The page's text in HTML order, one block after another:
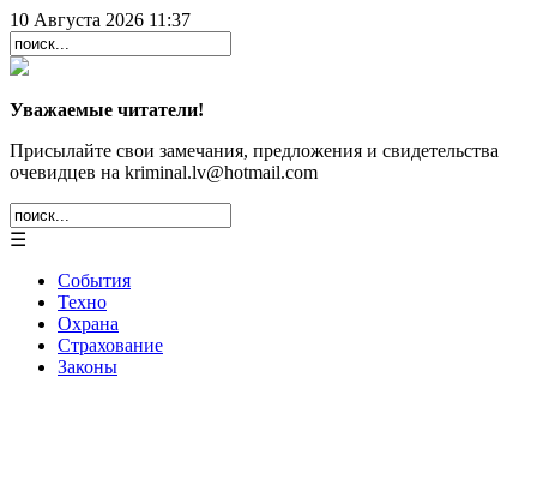
10 Августа 2026 11:37
Уважаемые читатели!
Присылайте свои замечания, предложения и свидетельства
очевидцев на kriminal.lv@hotmail.com
☰
События
Техно
Охрана
Страхование
Законы